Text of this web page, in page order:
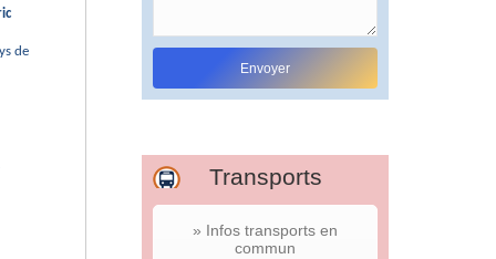
de
Transports
» Infos transports en
commun